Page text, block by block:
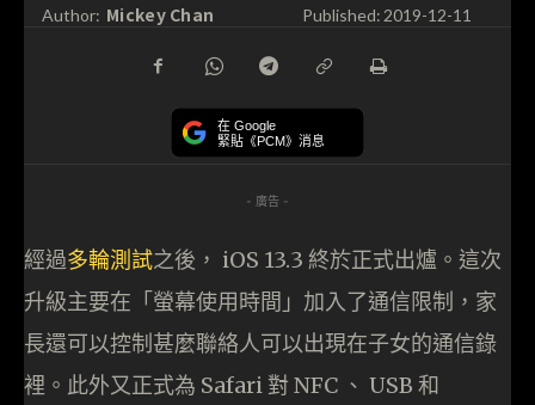
Author: Mickey Chan Published:2019-12-11
在 Google
緊貼《PCM》消息
- 廣告 -
經過多輪測試之後， iOS 13.3 終於正式出爐。這次
升級主要在「螢幕使用時間」加入了通信限制，家
長還可以控制甚麼聯絡人可以出現在子女的通信錄
裡。此外又正式為 Safari 對 NFC 、 USB 和